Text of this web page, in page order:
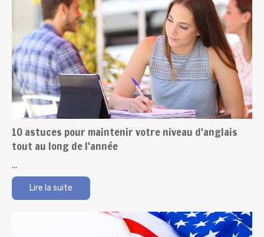
10 astuces pour maintenir votre niveau d'anglais
tout au long de l'année
...
Lire la suite